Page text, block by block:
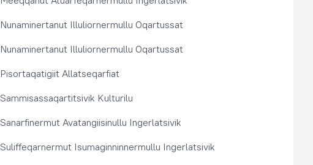
Nunaminertanut Illuliornermullu Oqartussat
Nunaminertanut Illuliornermullu Oqartussat
Pisortaqatigiit Allatseqarfiat
Sammisassaqartitsivik Kulturilu
Sanarfinermut Avatangiisinullu Ingerlatsivik
Suliffeqarnermut Isumaginninnermullu Ingerlatsivik